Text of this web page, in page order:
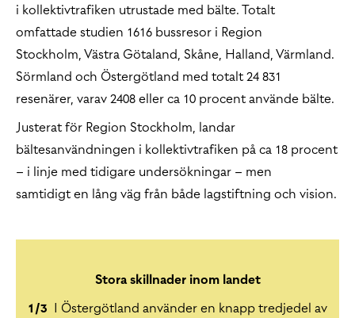
i kollektivtrafiken utrustade med bälte. Totalt
omfattade studien 1616 bussresor i Region
Stockholm, Västra Götaland, Skåne, Halland, Värmland.
Sörmland och Östergötland med totalt 24 831
resenärer, varav 2408 eller ca 10 procent använde bälte.
Justerat för Region Stockholm, landar
bältesanvändningen i kollektivtrafiken på ca 18 procent
– i linje med tidigare undersökningar – men
samtidigt en lång väg från både lagstiftning och vision.
Stora skillnader inom landet
1/3 I Östergötland använder en knapp tredjedel av